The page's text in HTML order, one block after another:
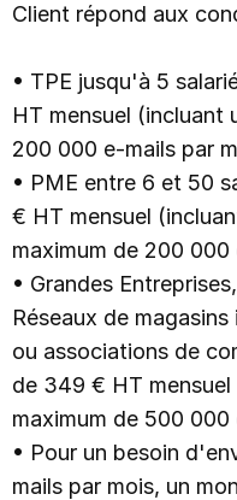
Client répond aux
• TPE jusqu'à 5
HT mensuel (incluant
200 000 e-mails par
• PME entre 6 et 50
€ HT mensuel
maximum de 200
• Grandes
Réseaux de
ou associations de
de 349 € HT
maximum de 500
• Pour un besoin
mails par mois, un